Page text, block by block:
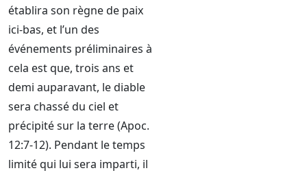
établira son règne de paix
ici-bas, et l’un des
événements préliminaires à
cela est que, trois ans et
demi auparavant, le diable
sera chassé du ciel et
précipité sur la terre (Apoc.
12:7-12). Pendant le temps
limité qui lui sera imparti, il